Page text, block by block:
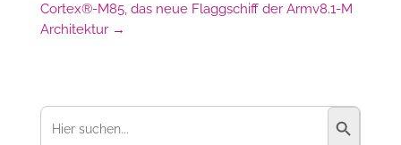
Cortex®-M85, das neue Flaggschiff der Armv8.1-M
Architektur→
Suchen
nach: